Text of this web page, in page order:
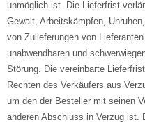
unmöglich ist. Die Lieferfrist
Gewalt, Arbeitskämpfen,
von Zulieferungen von
unabwendbaren und
Störung. Die vereinbarte
Rechten des Verkäufers aus
um den der Besteller mit seinen
anderen Abschluss in Verzug ist.